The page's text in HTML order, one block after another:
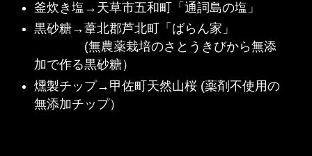
釜炊き塩→天草市五和町「通詞島の塩」
黒砂糖→葦北郡芦北町「ばらん家」
(無農薬栽培のさとうきびから無添
加で作る黒砂糖）
燻製チップ→甲佐町天然山桜 (薬剤不使用の
無添加チップ）